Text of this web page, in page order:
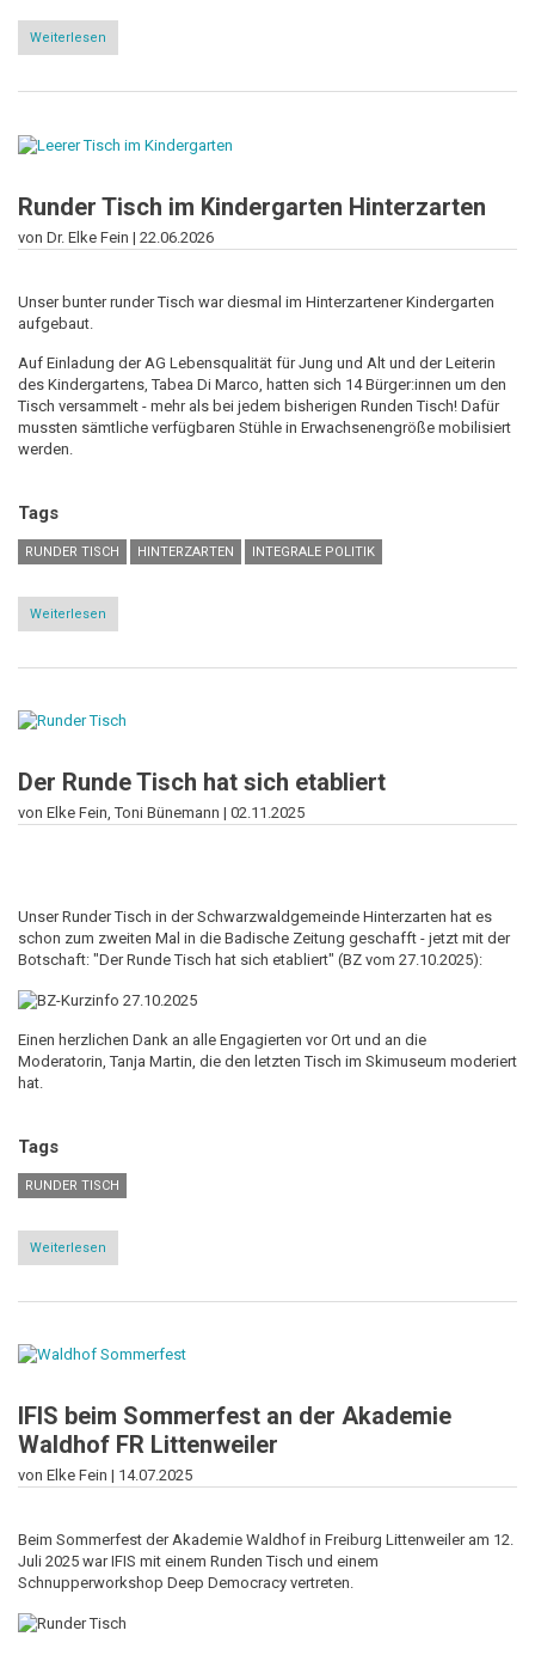
Weiterlesen
Richtig
-
Ideen
die
Zukunft
des
Wassers:
Tisch
Runder Tisch im Kindergarten Hinterzarten
von Dr. Elke Fein | 22.06.2026
Unser bunter runder Tisch war diesmal im Hinterzartener Kindergarten
aufgebaut.
Auf Einladung der AG Lebensqualität für Jung und Alt und der Leiterin
des Kindergartens, Tabea Di Marco, hatten sich 14 Bürger:innen um den
Tisch versammelt - mehr als bei jedem bisherigen Runden Tisch! Dafür
mussten sämtliche verfügbaren Stühle in Erwachsenengröße mobilisiert
werden.
Tags
RUNDER TISCH HINTERZARTEN INTEGRALE POLITIK
Weiterlesen
Runder
im
Der Runde Tisch hat sich etabliert
von Elke Fein, Toni Bünemann | 02.11.2025
Unser Runder Tisch in der Schwarzwaldgemeinde Hinterzarten hat es
schon zum zweiten Mal in die Badische Zeitung geschafft - jetzt mit der
Botschaft: "Der Runde Tisch hat sich etabliert" (BZ vom 27.10.2025):
Einen herzlichen Dank an alle Engagierten vor Ort und an die
Moderatorin, Tanja Martin, die den letzten Tisch im Skimuseum moderiert
hat.
Tags
RUNDER TISCH
Weiterlesen
Der
Tisch
etabliert
IFIS beim Sommerfest an der Akademie
Waldhof FR Littenweiler
von Elke Fein | 14.07.2025
Beim Sommerfest der Akademie Waldhof in Freiburg Littenweiler am 12.
Juli 2025 war IFIS mit einem Runden Tisch und einem
Schnupperworkshop Deep Democracy vertreten.